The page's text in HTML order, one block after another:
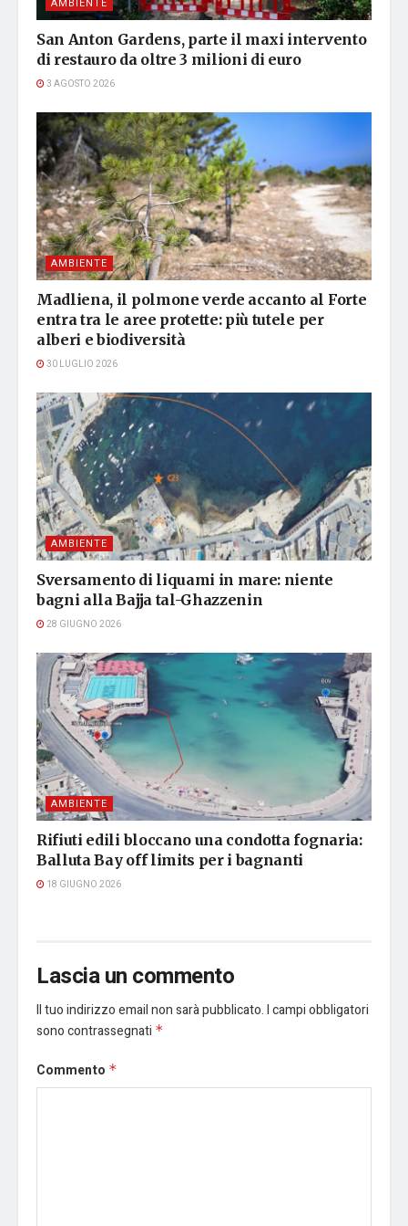
San Anton Gardens, parte il maxi intervento
di restauro da oltre 3 milioni di euro
3 AGOSTO 2026
AMBIENTE
Madliena, il polmone verde accanto al Forte
entra tra le aree protette: più tutele per
alberi e biodiversità
30 LUGLIO 2026
AMBIENTE
Sversamento di liquami in mare: niente
bagni alla Bajja tal-Ghazzenin
28 GIUGNO 2026
AMBIENTE
Rifiuti edili bloccano una condotta fognaria:
Balluta Bay off limits per i bagnanti
18 GIUGNO 2026
Lascia un commento
Il tuo indirizzo email non sarà pubblicato.I campi obbligatori
sono contrassegnati *
Commento *